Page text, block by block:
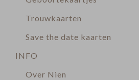
Trouwkaarten
Save the date kaarten
INFO
Over Nien